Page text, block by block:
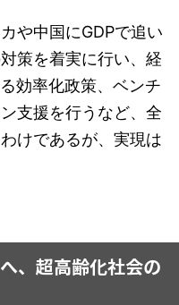
や中国にGDPで追い
策を着実に行い、経
効率化政策、ベンチ
支援を行うなど、全
けであるが、実現は
、超高齢化社会の